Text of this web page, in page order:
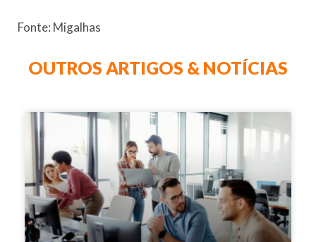
Fonte: Migalhas
OUTROS ARTIGOS & NOTÍCIAS